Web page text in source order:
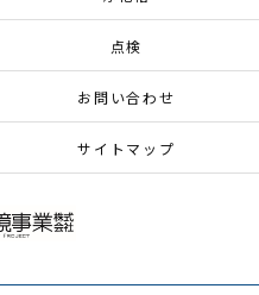
点検
お問い合わせ
サイトマップ